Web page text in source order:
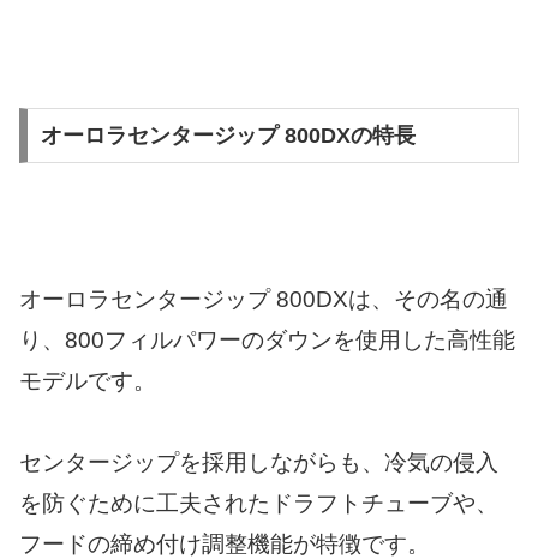
オーロラセンタージップ 800DXの特長
オーロラセンタージップ 800DXは、その名の通
り、800フィルパワーのダウンを使用した高性能
モデルです。
センタージップを採用しながらも、冷気の侵入
を防ぐために工夫されたドラフトチューブや、
フードの締め付け調整機能が特徴です。